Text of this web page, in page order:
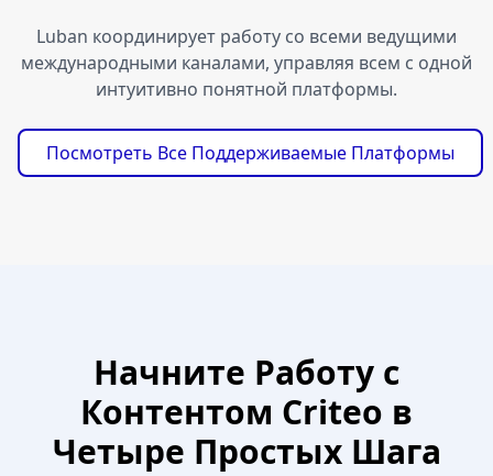
Luban координирует работу со всеми ведущими
международными каналами, управляя всем с одной
интуитивно понятной платформы.
Посмотреть Все Поддерживаемые Платформы
Начните Работу с
Контентом Criteo в
Четыре Простых Шага